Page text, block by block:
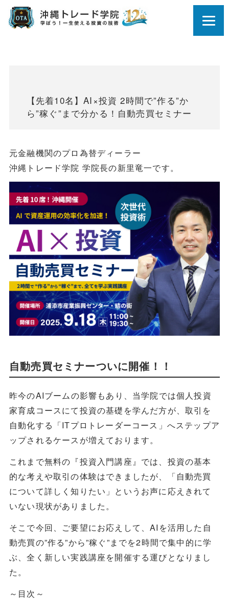
【先着10名】AI×投資 2時間で”作る”か
ら”稼ぐ”まで分かる！自動売買セミナー
元金融機関のプロ為替ディーラー
沖縄トレード学院 学院長の新里竜一です。
自動売買セミナーついに開催！！
昨今のAIブームの影響もあり、当学院では個人投資
家育成コースにて投資の基礎を学んだ方が、取引を
自動化する「ITプロトレーダーコース」へステップア
ップされるケースが増えております。
これまで無料の『投資入門講座』では、投資の基本
的な考えや取引の体験はできましたが、「自動売買
について詳しく知りたい」というお声に応えきれて
いない現状がありました。
そこで今回、ご要望にお応えして、AIを活用した自
動売買の”作る”から”稼ぐ”までを2時間で集中的に学
ぶ、全く新しい実践講座を開催する運びとなりまし
た。
～目次～